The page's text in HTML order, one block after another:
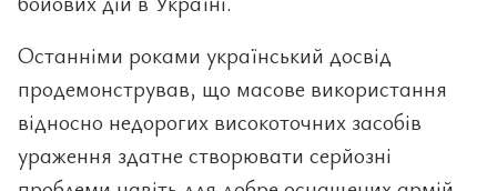
Останніми роками український досвід
продемонстрував, що масове використання
відносно недорогих високоточних засобів
ураження здатне створювати серйозні